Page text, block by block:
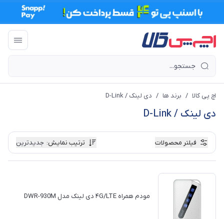
اچ پی کالا / برند ها / دی لینک / D-Link
دی لینک / D-Link
فیلتر محصولات ترتیب نمایش: جدیدترین
مودم همراه ۴G/LTE دی لینک مدل DWR-930M